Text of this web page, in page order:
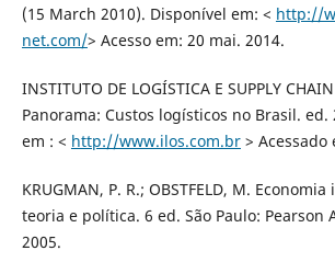
(15 March 2010). Disponível em: < http://
net.com/> Acesso em: 20 mai. 2014.
INSTITUTO DE LOGÍSTICA E SUPPLY
Panorama: Custos logísticos no Brasil. ed.
em : < http://www.ilos.com.br> Acessado
KRUGMAN, P. R.; OBSTFELD, M.
teoria e política. 6 ed. São Paulo: Pearson
2005.